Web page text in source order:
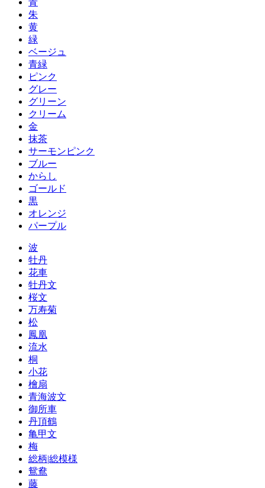
青
朱
黄
緑
ベージュ
青緑
ピンク
グレー
グリーン
クリーム
金
抹茶
サーモンピンク
ブルー
からし
ゴールド
黒
オレンジ
パープル
波
牡丹
花車
牡丹文
桜文
万寿菊
松
鳳凰
流水
桐
小花
檜扇
青海波文
御所車
丹頂鶴
亀甲文
梅
総柄|総模様
鴛鴦
藤